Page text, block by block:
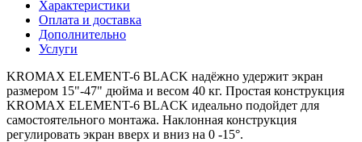
Характеристики
Оплата и доставка
Дополнительно
Услуги
KROMAX ELEMENT-6 BLACK надёжно удержит экран
размером 15"-47" дюйма и весом 40 кг. Простая конструкция
KROMAX ELEMENT-6 BLACK идеально подойдет для
самостоятельного монтажа. Наклонная конструкция
регулировать экран вверх и вниз на 0 -15°.